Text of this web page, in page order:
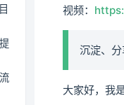
视频：
沉淀、
大家好，我